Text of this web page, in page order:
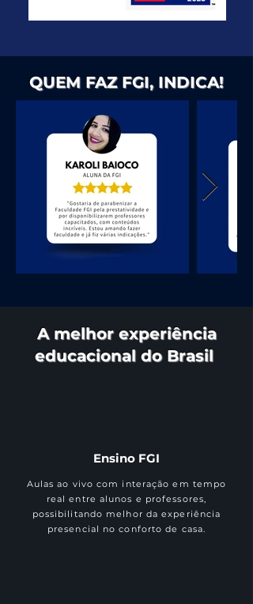
QUEM FAZ FGI, INDICA!
A melhor experiência
educacional do Brasil
Ensino FGI
Aulas ao vivo com interação em tempo
real entre alunos e professores,
possibilitando melhor da experiência
presencial no conforto de casa.